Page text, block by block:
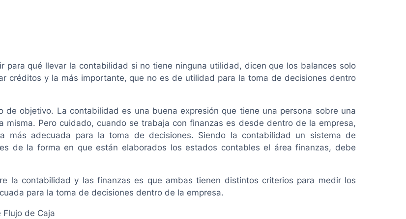
para qué llevar la contabilidad si no tiene ninguna utilidad, dicen que los balances solo
créditos y la más importante, que no es de utilidad para la toma de decisiones dentro
objetivo. La contabilidad es una buena expresión que tiene una persona sobre una
Pero cuidado, cuando se trabaja con finanzas es desde dentro de la empresa,
más adecuada para la toma de decisiones. Siendo la contabilidad un sistema de
de la forma en que están elaborados los estados contables el área finanzas, debe
la contabilidad y las finanzas es que ambas tienen distintos criterios para medir los
para la toma de decisiones dentro de la empresa.
de Caja